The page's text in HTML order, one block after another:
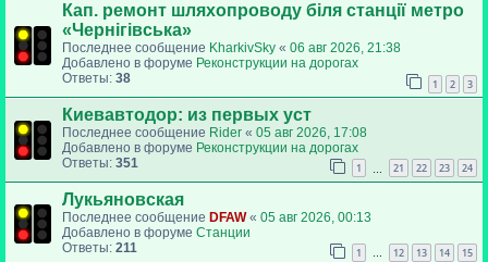
Кап. ремонт шляхопроводу біля станції метро
«Чернігівська»
Последнее сообщение KharkivSky « 06 авг 2026, 21:38
Добавлено в форуме Реконструкции на дорогах
Ответы: 38 1 2 3
Киевавтодор: из первых уст
Последнее сообщение Rider « 05 авг 2026, 17:08
Добавлено в форуме Реконструкции на дорогах
Ответы: 351 1 21 22 23 24
Лукьяновская
Последнее сообщение DFAW« 05 авг 2026, 00:13
Добавлено в форуме Станции
Ответы: 211 1 … 12 13 14 15